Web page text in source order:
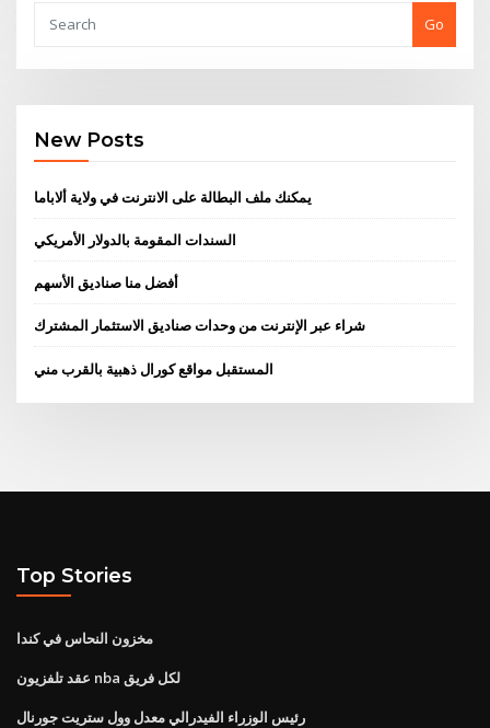
Go
New Posts
يمكنك ملف البطالة على الانترنت في ولاية ألاباما
السندات المقومة بالدولار الأمريكي
أفضل منا صناديق الأسهم
شراء عبر الإنترنت من وحدات صناديق الاستثمار المشترك
المستقبل مواقع كورال ذهبية بالقرب مني
Top Stories
مخزون النحاس في كندا
عقد تلفزيون nba لكل فريق
رئيس الوزراء الفيدرالي معدل وول ستريت جورنال